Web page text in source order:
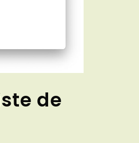
de